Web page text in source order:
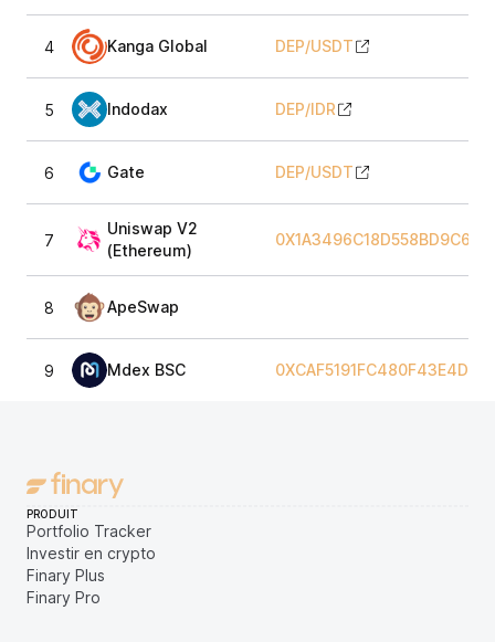
4 Kanga Global DEP/USDT
5 Indodax DEP/IDR
6 Gate DEP/USDT
7
Uniswap V2
(Ethereum)
8 ApeSwap
9 Mdex BSC
PRODUIT
Portfolio Tracker
Investir en crypto
Finary Plus
Finary Pro